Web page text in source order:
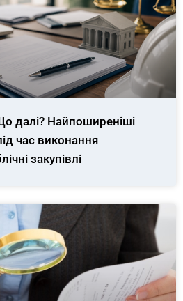
далі? Найпоширеніші
час виконання
закупівлі